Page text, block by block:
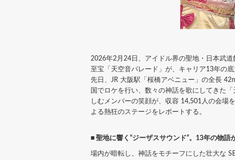
2026年2月24日、アイドル界の聖地・日本武
至宝「天空音パレード」が、キャリア13年の
先日、JR 大阪駅「桜橋アベニュー」の全長
国でロケを行い、数々の神話を歌にしてきた
しむメンバーの笑顔が、収容 14,501人の会場
よる熱狂のステージをレポートする。
■ 聖地に響く“ジーザスサウンド”。13年の物語
場内が暗転し、神話をモチーフにした壮大な